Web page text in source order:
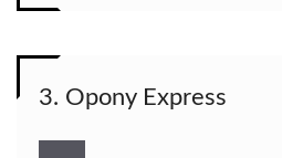
3. Opony Express